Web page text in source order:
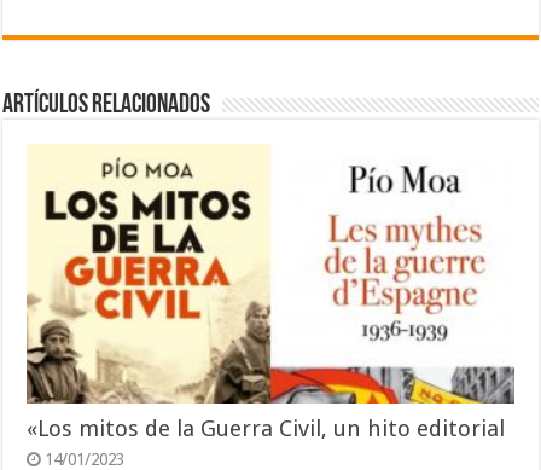
Artículos relacionados
«Los mitos de la Guerra Civil, un hito editorial
14/01/2023